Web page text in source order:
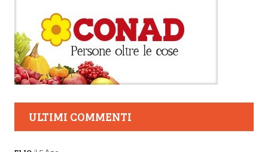
ULTIMI COMMENTI